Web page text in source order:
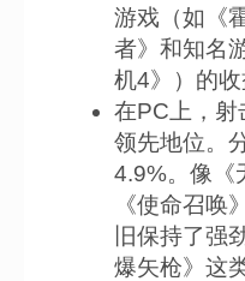
游戏（如《
者》和知名
机4》）的收
在PC上，
领先地位。
4.9%。像《
《使命召唤
旧保持了强
爆矢枪》这